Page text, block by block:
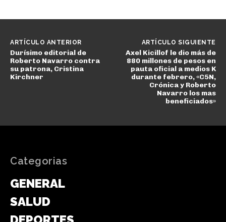
ARTÍCULO ANTERIOR
Durísimo editorial de
Roberto Navarro contra
su patrona, Cristina
Kirchner
ARTÍCULO SIGUIENTE
Axel Kicillof le dio más de
880 millones de pesos en
pauta oficial a medios K
durante febrero, «C5N,
Crónica y Roberto
Navarro los mas
beneficiados»
Categorias
GENERAL
SALUD